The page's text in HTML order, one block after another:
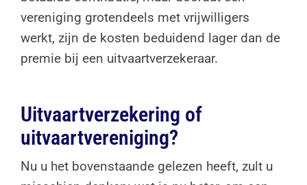
vereniging grotendeels met vrijwilligers
werkt, zijn de kosten beduidend lager dan de
premie bij een uitvaartverzekeraar.
Uitvaartverzekering of
uitvaartvereniging?
Nu u het bovenstaande gelezen heeft, zult u